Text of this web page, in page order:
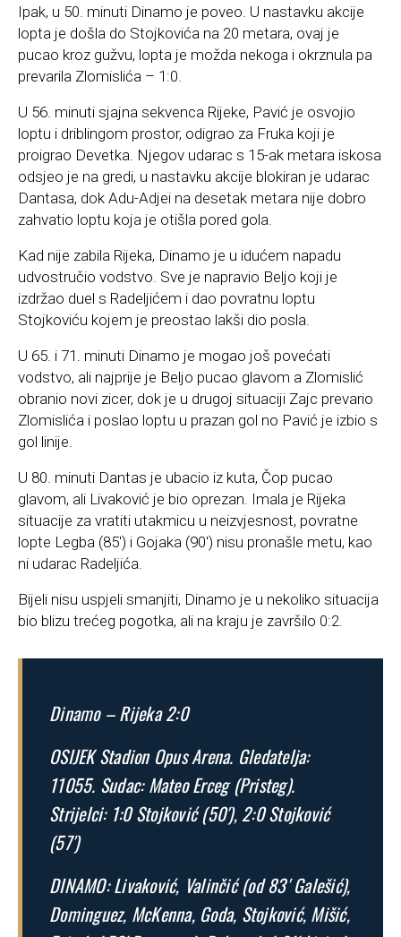
Ipak, u 50. minuti Dinamo je poveo. U nastavku akcije
lopta je došla do Stojkovića na 20 metara, ovaj je
pucao kroz gužvu, lopta je možda nekoga i okrznula pa
prevarila Zlomislića – 1:0.
U 56. minuti sjajna sekvenca Rijeke, Pavić je osvojio
loptu i driblingom prostor, odigrao za Fruka koji je
proigrao Devetka. Njegov udarac s 15-ak metara iskosa
odsjeo je na gredi, u nastavku akcije blokiran je udarac
Dantasa, dok Adu-Adjei na desetak metara nije dobro
zahvatio loptu koja je otišla pored gola.
Kad nije zabila Rijeka, Dinamo je u idućem napadu
udvostručio vodstvo. Sve je napravio Beljo koji je
izdržao duel s Radeljićem i dao povratnu loptu
Stojkoviću kojem je preostao lakši dio posla.
U 65. i 71. minuti Dinamo je mogao još povećati
vodstvo, ali najprije je Beljo pucao glavom a Zlomislić
obranio novi zicer, dok je u drugoj situaciji Zajc prevario
Zlomislića i poslao loptu u prazan gol no Pavić je izbio s
gol linije.
U 80. minuti Dantas je ubacio iz kuta, Čop pucao
glavom, ali Livaković je bio oprezan. Imala je Rijeka
situacije za vratiti utakmicu u neizvjesnost, povratne
lopte Legba (85′) i Gojaka (90′) nisu pronašle metu, kao
ni udarac Radeljića.
Bijeli nisu uspjeli smanjiti, Dinamo je u nekoliko situacija
bio blizu trećeg pogotka, ali na kraju je završilo 0:2.
Dinamo – Rijeka 2:0
OSIJEK Stadion Opus Arena. Gledatelja:
11055. Sudac: Mateo Erceg (Pristeg).
Strijelci: 1:0 Stojković (50′), 2:0 Stojković
(57′)
DINAMO: Livaković, Valinčić (od 83′ Galešić),
Dominguez, McKenna, Goda, Stojković, Mišić,